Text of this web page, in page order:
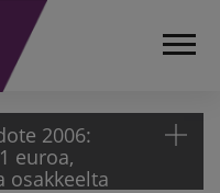
2006:
euroa,
osakkeelta